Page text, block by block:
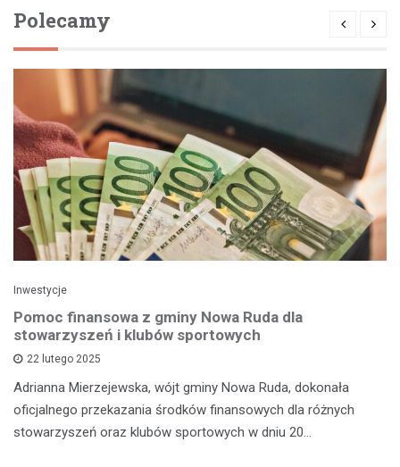
Polecamy
Inwestycje
Pomoc finansowa z gminy Nowa Ruda dla
stowarzyszeń i klubów sportowych
22 lutego 2025
Adrianna Mierzejewska, wójt gminy Nowa Ruda, dokonała
oficjalnego przekazania środków finansowych dla różnych
stowarzyszeń oraz klubów sportowych w dniu 20…